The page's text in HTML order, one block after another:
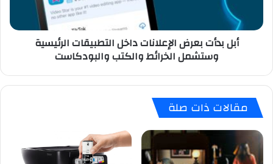
وستشمل
الخرائط
أبل بدأت بعرض الإعلانات داخل التطبيقات الرئيسية
وستشمل الخرائط والكتب والبودكاست
مقالات ذات صلة